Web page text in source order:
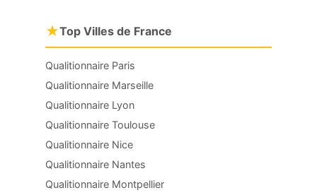
★Top Villes de France
Qualitionnaire Paris
Qualitionnaire Marseille
Qualitionnaire Lyon
Qualitionnaire Toulouse
Qualitionnaire Nice
Qualitionnaire Nantes
Qualitionnaire Montpellier